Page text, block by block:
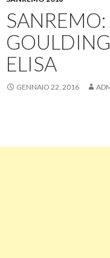
ELISA
GENNAIO 22, 2016